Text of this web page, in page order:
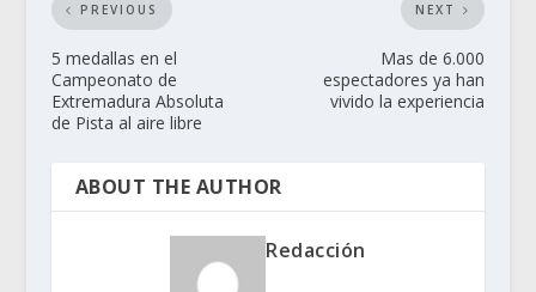
PREVIOUS
5 medallas en el
Campeonato de
Extremadura Absoluta
de Pista al aire libre
NEXT
Mas de 6.000
espectadores ya han
vivido la experiencia
ABOUT THE AUTHOR
Redacción